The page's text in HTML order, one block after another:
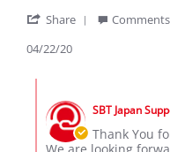
moses
on
Apr
It's
good
Thanks
Share
on
Apr
04/22/20
Store
Owner
on
SBT Japan
Thank You
We are looking